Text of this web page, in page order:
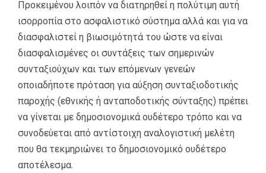
Προκειμένου λοιπόν να διατηρηθεί η πολύτιμη αυτή
ισορροπία στο ασφαλιστικό σύστημα αλλά και για να
διασφαλιστεί η βιωσιμότητά του ώστε να είναι
διασφαλισμένες οι συντάξεις των σημερινών
συνταξιούχων και των επόμενων γενεών
οποιαδήποτε πρόταση για αύξηση συνταξιοδοτικής
παροχής (εθνικής ή ανταποδοτικής σύνταξης) πρέπει
να γίνεται με δημοσιονομικά ουδέτερο τρόπο και να
συνοδεύεται από αντίστοιχη αναλογιστική μελέτη
που θα τεκμηριώνει το δημοσιονομικό ουδέτερο
αποτέλεσμα.